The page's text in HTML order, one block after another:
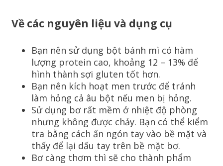
Về các nguyên liệu và dụng cụ
Bạn nên sử dụng bột bánh mì có hàm
lượng protein cao, khoảng 12 – 13% để
hình thành sợi gluten tốt hơn.
Bạn nên kích hoạt men trước để tránh
làm hỏng cả âu bột nếu men bị hỏng.
Sử dụng bơ rất mềm ở nhiệt độ phòng
nhưng không được chảy. Bạn có thể kiểm
tra bằng cách ấn ngón tay vào bề mặt và
thấy để lại dấu tay trên bề mặt bơ.
Bơ càng thơm thì sẽ cho thành phẩm